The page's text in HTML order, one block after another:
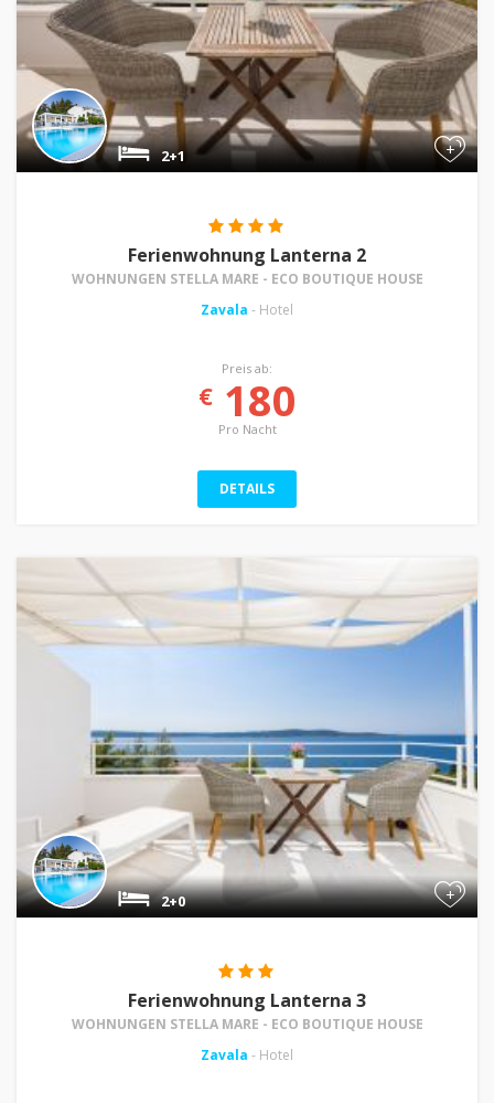
+
2+1
Ferienwohnung Lanterna 2
WOHNUNGEN STELLA MARE - ECO BOUTIQUE HOUSE
Zavala - Hotel
Preis ab:
€180
Pro Nacht
DETAILS
+
2+0
Ferienwohnung Lanterna 3
WOHNUNGEN STELLA MARE - ECO BOUTIQUE HOUSE
Zavala - Hotel